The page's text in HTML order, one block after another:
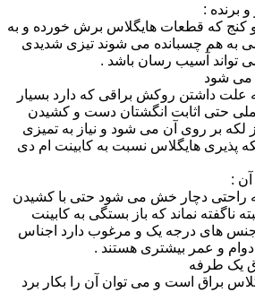
برنده :
که قطعات هایگلاس برش خورده و به
به هم چسبانده می شوند تیزی شدیدی
تواند آسیب رسان باشد .
می شود
علت داشتن روکش براقی که دارد بسیار
حتی اثابت انگشتان دست و کشیدن
لکه بر روی آن می شود و نیاز به تمیزی
پذیری هایگلاس نسبت به کابینت ام دی
:
راحتی دچار خش می شود حتی با کشیدن
ناگفته نماند که باز بستگی به کابینت
جنس های درجه یک و مرغوب دارد اجناس
دوام و عمر بیشتری هستند .
براق است و می توان آن را بکار برد